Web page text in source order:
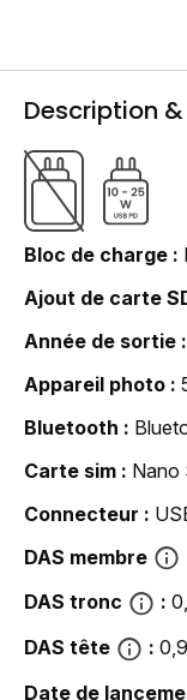
Description
Bloc de charge
Ajout de carte
Année de sortie
Appareil photo
Bluetooth
Carte sim
Nano
Connecteur
DAS membre
DAS tronc
DAS tête
Date de